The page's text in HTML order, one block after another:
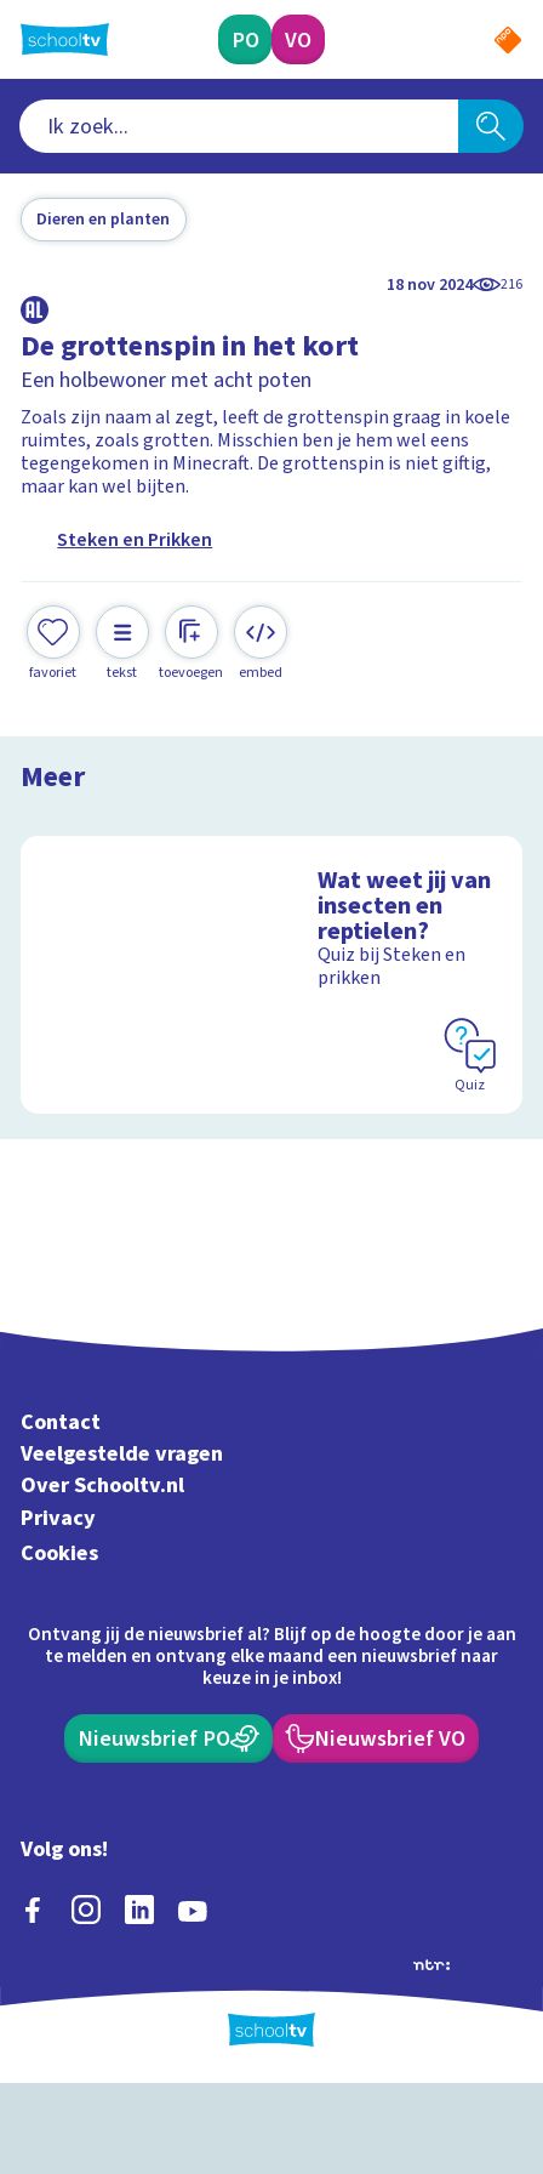
naar
hoofdinhoud
PO VO
Dieren en planten
18 nov 2024 216
De grottenspin in het kort
Een holbewoner met acht poten
Zoals zijn naam al zegt, leeft de grottenspin graag in koele
ruimtes, zoals grotten. Misschien ben je hem wel eens
tegengekomen in Minecraft. De grottenspin is niet giftig,
maar kan wel bijten.
Steken en Prikken
favoriet tekst toevoegen embed
Meer
De grottenspin
Steken en Prikken in Italië
Wat weet jij van
insecten en
reptielen?
Quiz bij Steken en
prikken
Quiz
Contact
Veelgestelde vragen
Over Schooltv.nl
Privacy
Cookies
Ontvang jij de nieuwsbrief al? Blijf op de hoogte door je aan
te melden en ontvang elke maand een nieuwsbrief naar
keuze in je inbox!
Nieuwsbrief PO Nieuwsbrief VO
Volg ons!